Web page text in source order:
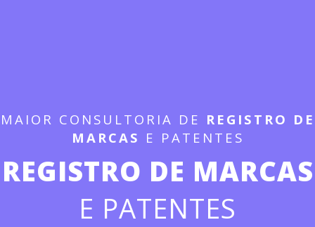
MAIOR CONSULTORIA DE REGISTRO DE
MARCAS E PATENTES
REGISTRO DE MARCAS
E PATENTES